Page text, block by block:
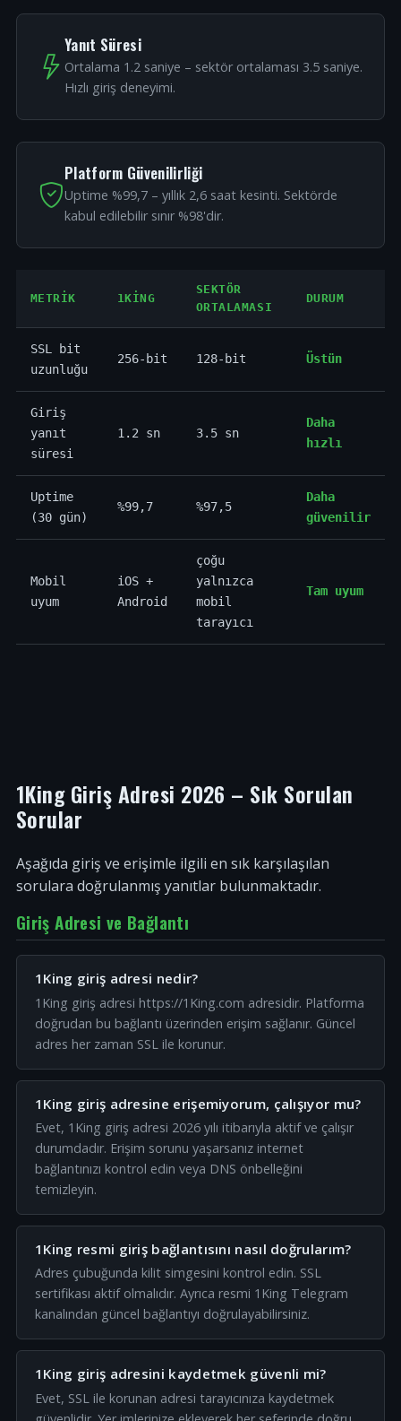
Yanıt Süresi
Ortalama 1.2 saniye – sektör ortalaması 3.5 saniye.
Hızlı giriş deneyimi.
Platform Güvenilirliği
Uptime %99,7 – yıllık 2,6 saat kesinti. Sektörde
kabul edilebilir sınır %98'dir.
METRIK 1KING
SEKTÖR
ORTALAMASI
DURUM
SSL bit
uzunluğu
256-bit 128-bit Üstün
Giriş
yanıt
süresi
1.2 sn 3.5 sn
Daha
hızlı
Uptime
(30 gün)
%99,7 %97,5
Daha
güvenilir
Mobil
uyum
iOS +
Android
çoğu
yalnızca
mobil
tarayıcı
Tam uyum
1King Giriş Adresi 2026 – Sık Sorulan
Sorular
Aşağıda giriş ve erişimle ilgili en sık karşılaşılan
sorulara doğrulanmış yanıtlar bulunmaktadır.
Giriş Adresi ve Bağlantı
1King giriş adresi nedir?
1King giriş adresi https://1King.com adresidir. Platforma
doğrudan bu bağlantı üzerinden erişim sağlanır. Güncel
adres her zaman SSL ile korunur.
1King giriş adresine erişemiyorum, çalışıyor mu?
Evet, 1King giriş adresi 2026 yılı itibarıyla aktif ve çalışır
durumdadır. Erişim sorunu yaşarsanız internet
bağlantınızı kontrol edin veya DNS önbelleğini
temizleyin.
1King resmi giriş bağlantısını nasıl doğrularım?
Adres çubuğunda kilit simgesini kontrol edin. SSL
sertifikası aktif olmalıdır. Ayrıca resmi 1King Telegram
kanalından güncel bağlantıyı doğrulayabilirsiniz.
1King giriş adresini kaydetmek güvenli mi?
Evet, SSL ile korunan adresi tarayıcınıza kaydetmek